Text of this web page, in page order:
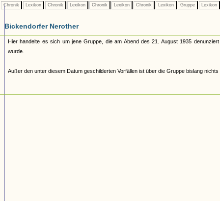
Chronik Lexikon Chronik Lexikon Chronik Lexikon Chronik Lexikon Gruppe Lexikon
Bickendorfer Nerother
Hier handelte es sich um jene Gruppe, die am Abend des 21. August 1935
wurde.
Außer den unter diesem Datum geschilderten Vorfällen ist über die Gruppe bislang nichts